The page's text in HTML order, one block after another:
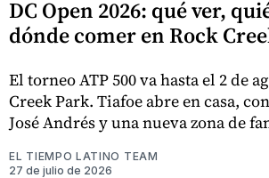
DC Open 2026: qué ver,
dónde comer en Rock
El torneo ATP 500 va hasta el 2 de
Creek Park. Tiafoe abre en casa,
José Andrés y una nueva zona de
EL TIEMPO LATINO TEAM
27 de julio de 2026